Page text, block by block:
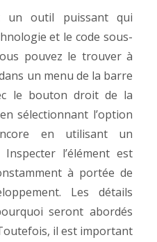
un outil puissant qui
et le code sous-
pouvez le trouver à
un menu de la barre
le bouton droit de la
sélectionnant l’option
en utilisant un
Inspecter l’élément est
à portée de
Les détails
seront abordés
il est important